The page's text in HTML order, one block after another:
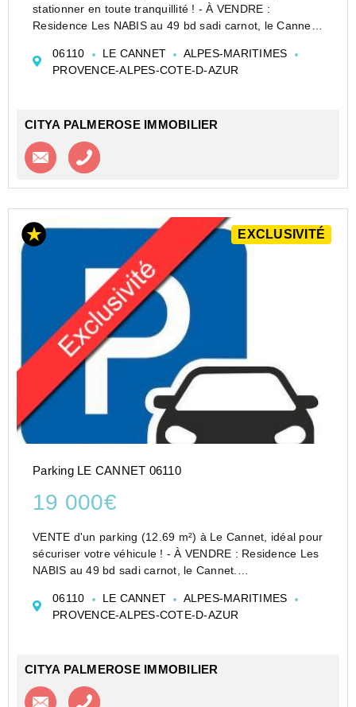
stationner en toute tranquillité ! - À VENDRE :
Residence Les NABIS au 49 bd sadi carnot, le Cannet.
le département des Alpes-Maritimes (06110). Ce b...
06110 LE CANNET
ALPES-MARITIMES
PROVENCE-ALPES-COTE-D-AZUR
CITYA PALMEROSE IMMOBILIER
Contacter l'agence
EXCLUSIVITÉ
Parking LE CANNET 06110
19 000€
VENTE d'un parking (12.69 m²) à Le Cannet, idéal pour
sécuriser votre véhicule ! - À VENDRE : Residence Les
NABIS au 49 bd sadi carnot, le Cannet.
le département des Alpes-Maritimes (06110). Ce bien...
06110 LE CANNET
ALPES-MARITIMES
PROVENCE-ALPES-COTE-D-AZUR
CITYA PALMEROSE IMMOBILIER
Contacter l'agence